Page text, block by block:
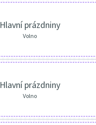
Hlavní prázdniny
Volno
Hlavní prázdniny
Volno